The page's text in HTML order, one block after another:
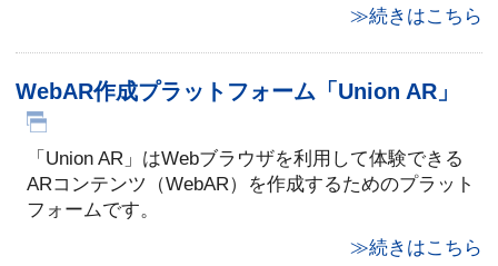
≫続きはこちら
WebAR作成プラットフォーム「Union AR」
「Union AR」はWebブラウザを利用して体験できる
ARコンテンツ（WebAR）を作成するためのプラット
フォームです。
≫続きはこちら